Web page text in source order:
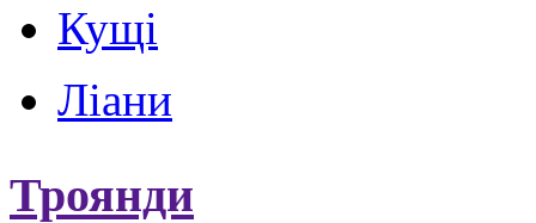
Кущі
Ліани
Троянди